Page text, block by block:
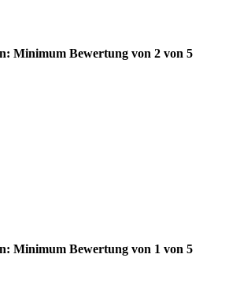
Minimum Bewertung von 2 von 5
Minimum Bewertung von 1 von 5